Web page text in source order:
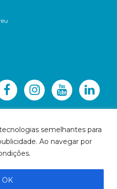
semelhantes para
Ao navegar por
OK
| Centro | Governador